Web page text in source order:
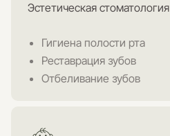
Эстетическая стоматология
Гигиена полости рта
Реставрация зубов
Отбеливание зубов